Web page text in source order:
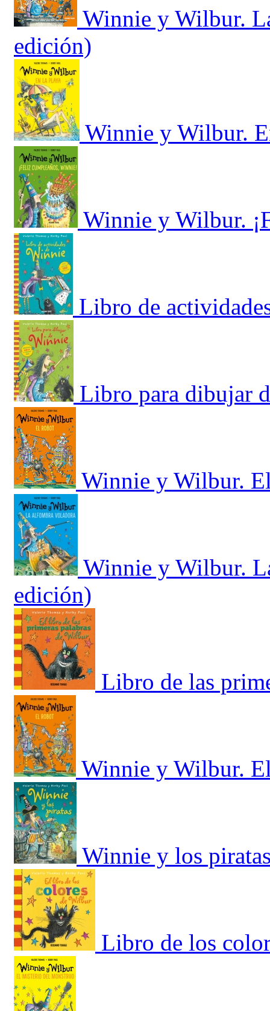
Winnie y Wilbur.
edición)
Winnie y Wilbur.
Winnie y Wilbur.
Libro de
Libro para dibujar
Winnie y Wilbur.
Winnie y Wilbur.
edición)
Libro de las
Winnie y Wilbur.
Winnie y los
Libro de los